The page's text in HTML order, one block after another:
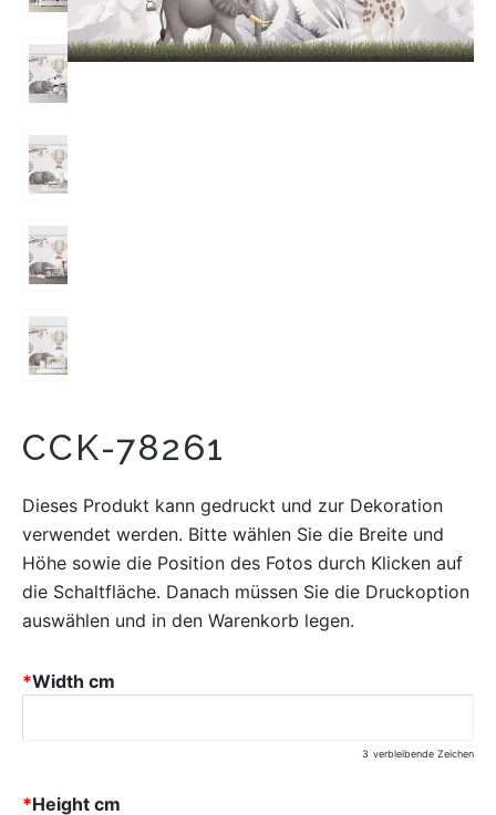
CCK-78261
Dieses Produkt kann gedruckt und zur Dekoration
verwendet werden. Bitte wählen Sie die Breite und
Höhe sowie die Position des Fotos durch Klicken auf
die Schaltfläche. Danach müssen Sie die Druckoption
auswählen und in den Warenkorb legen.
*Width cm
3 verbleibende Zeichen
*Height cm